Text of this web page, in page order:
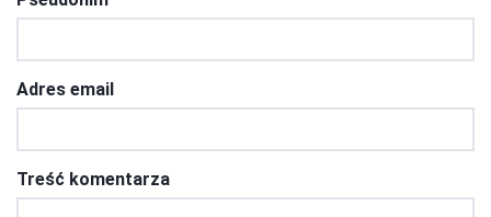
Adres email
Treść komentarza